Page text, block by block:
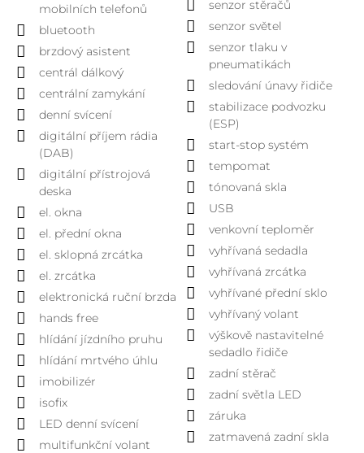
mobilních telefonů
bluetooth
brzdový asistent
centrál dálkový
centrální zamykání
denní svícení
digitální příjem rádia
(DAB)
digitální přístrojová
deska
el. okna
el. přední okna
el. sklopná zrcátka
el. zrcátka
elektronická ruční brzda
hands free
hlídání jízdního pruhu
hlídání mrtvého úhlu
imobilizér
isofix
LED denní svícení
multifunkční volant
senzor stěračů
senzor světel
senzor tlaku v
pneumatikách
sledování únavy řidiče
stabilizace podvozku
(ESP)
start-stop systém
tempomat
tónovaná skla
USB
venkovní teploměr
vyhřívaná sedadla
vyhřívaná zrcátka
vyhřívané přední sklo
vyhřívaný volant
výškově nastavitelné
sedadlo řidiče
zadní stěrač
zadní světla LED
záruka
zatmavená zadní skla